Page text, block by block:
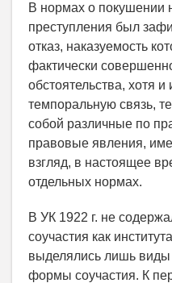
В нормах о покушении
преступления был
отказ, наказуемость
фактически
обстоятельства, хотя
темпоральную связь,
собой различные по
правовые явления,
взгляд, в настоящее
отдельных нормах.
В УК 1922 г. не
соучастия как
выделялись лишь виды
формы соучастия. К